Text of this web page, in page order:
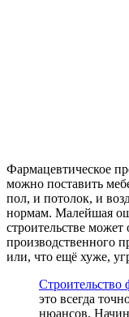
Фармацевтическое
можно поставить
пол, и потолок, и
нормам. Малейшая
строительстве
производственного
или, что ещё хуже,
Строительство
это всегда
нюансов.